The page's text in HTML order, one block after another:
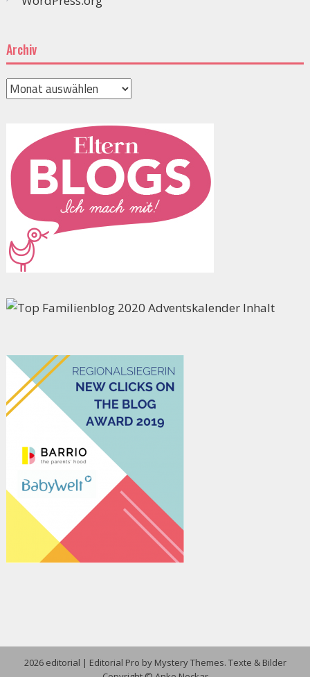
Archiv
Archiv
2026 editorial | Editorial Pro by Mystery Themes. Texte & Bilder